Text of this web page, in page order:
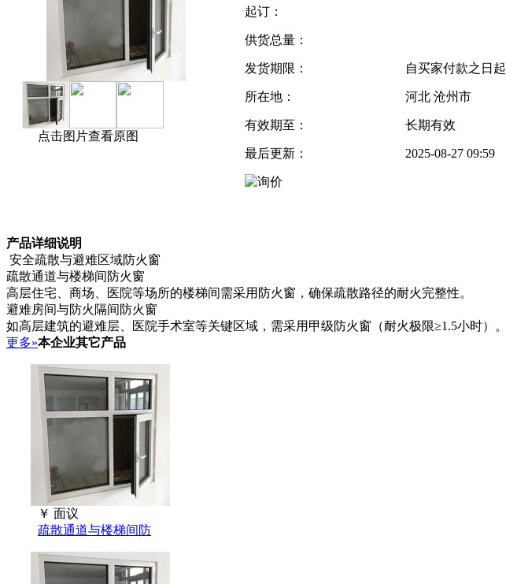
点击图片查看原图
起订：
供货总量：
发货期限： 自买家付款之日起
所在地： 河北 沧州市
有效期至： 长期有效
最后更新： 2025-08-27 09:59
产品详细说明
安全疏散与避难区域‌防火窗
‌疏散通道与楼梯间防火窗
高层住宅、商场、医院等场所的楼梯间需采用防火窗，确保疏散路径的耐火完整性‌。
‌避难房间与防火隔间防火窗
如高层建筑的避难层、医院手术室等关键区域，需采用甲级防火窗（耐火极限≥1.5小时）‌。
更多»本企业其它产品
￥ 面议
‌疏散通道与楼梯间防